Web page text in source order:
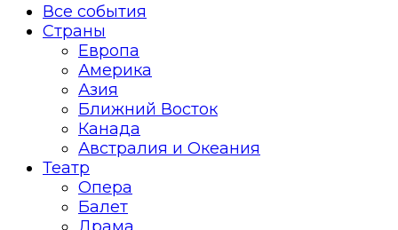
Все события
Страны
Европа
Америка
Азия
Ближний Восток
Канада
Австралия и Океания
Театр
Опера
Балет